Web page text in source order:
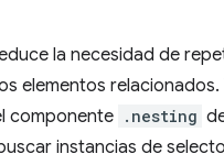
la necesidad de
elementos
componente .nesting
instancias de